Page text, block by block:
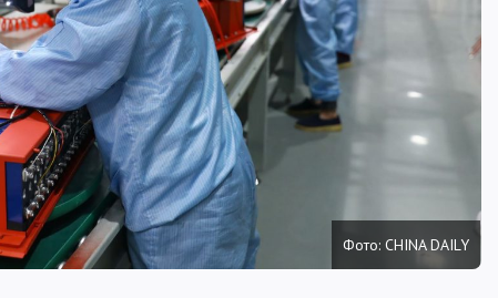
О нас
@Infotek_Russia
Фото: CHINA DAILY